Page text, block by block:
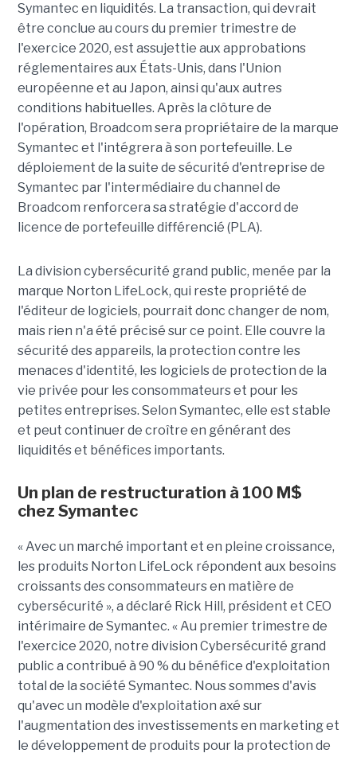
Symantec en liquidités. La transaction, qui devrait
être conclue au cours du premier trimestre de
l'exercice 2020, est assujettie aux approbations
réglementaires aux États-Unis, dans l'Union
européenne et au Japon, ainsi qu'aux autres
conditions habituelles. Après la clôture de
l'opération, Broadcom sera propriétaire de la marque
Symantec et l'intégrera à son portefeuille. Le
déploiement de la suite de sécurité d'entreprise de
Symantec par l'intermédiaire du channel de
Broadcom renforcera sa stratégie d'accord de
licence de portefeuille différencié (PLA).
La division cybersécurité grand public, menée par la
marque Norton LifeLock, qui reste propriété de
l'éditeur de logiciels, pourrait donc changer de nom,
mais rien n'a été précisé sur ce point. Elle couvre la
sécurité des appareils, la protection contre les
menaces d'identité, les logiciels de protection de la
vie privée pour les consommateurs et pour les
petites entreprises. Selon Symantec, elle est stable
et peut continuer de croître en générant des
liquidités et bénéfices importants.
Un plan de restructuration à 100 M$
chez Symantec
« Avec un marché important et en pleine croissance,
les produits Norton LifeLock répondent aux besoins
croissants des consommateurs en matière de
cybersécurité », a déclaré Rick Hill, président et CEO
intérimaire de Symantec. « Au premier trimestre de
l'exercice 2020, notre division Cybersécurité grand
public a contribué à 90 % du bénéfice d'exploitation
total de la société Symantec. Nous sommes d'avis
qu'avec un modèle d'exploitation axé sur
l'augmentation des investissements en marketing et
le développement de produits pour la protection de